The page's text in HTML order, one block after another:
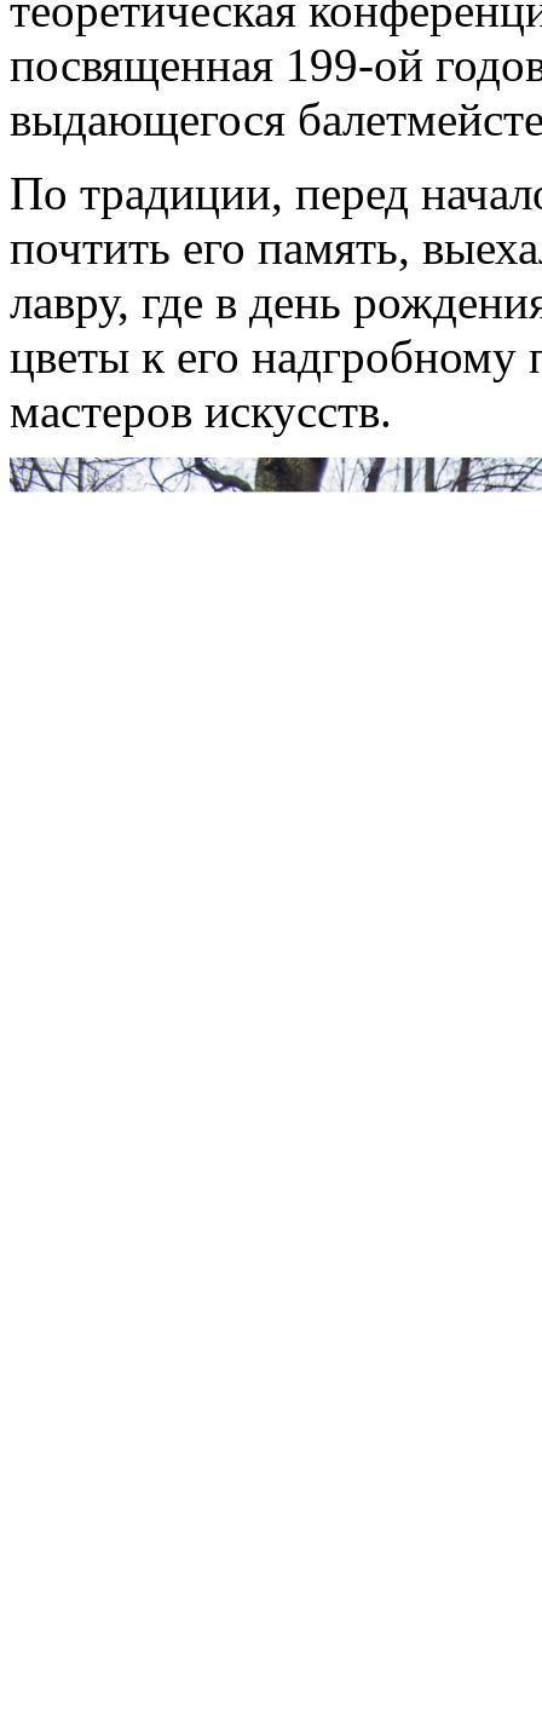
посвященная 199-ой
выдающегося
По традиции, перед
почтить его память,
лавру, где в день
цветы к его надгробному
мастеров искусств.